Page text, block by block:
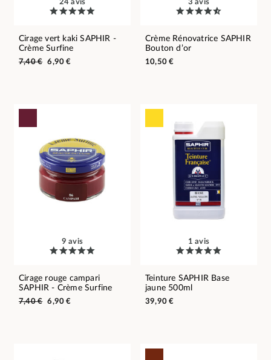
24 avis
Cirage vert kaki SAPHIR -
Crème Surfine
7,40 € 6,90 €
3 avis
Crème Rénovatrice SAPHIR
Bouton d’or
10,50 €
9 avis
Cirage rouge campari
SAPHIR - Crème Surfine
7,40 € 6,90 €
1 avis
Teinture SAPHIR Base
jaune 500ml
39,90 €